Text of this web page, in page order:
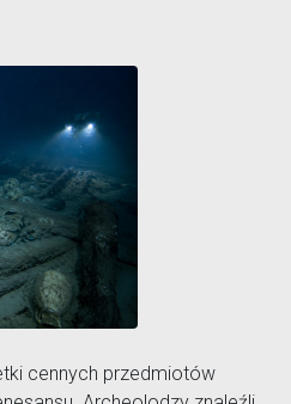
cennych przedmiotów